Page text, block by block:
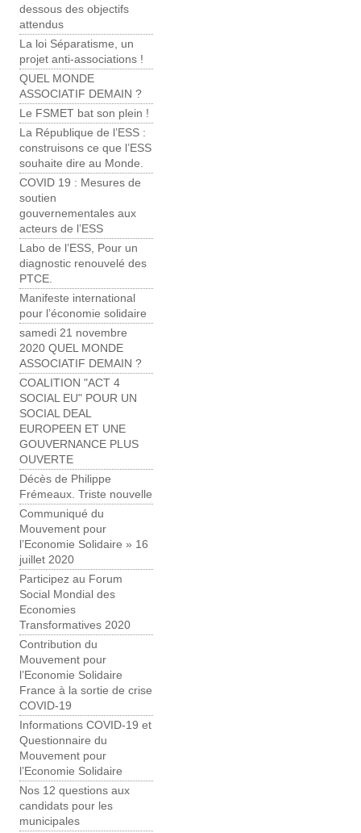
dessous des objectifs
attendus
La loi Séparatisme, un
projet anti-associations !
QUEL MONDE
ASSOCIATIF DEMAIN ?
Le FSMET bat son plein !
La République de l’ESS :
construisons ce que l’ESS
souhaite dire au Monde.
COVID 19 : Mesures de
soutien
gouvernementales aux
acteurs de l’ESS
Labo de l’ESS, Pour un
diagnostic renouvelé des
PTCE.
Manifeste international
pour l’économie solidaire
samedi 21 novembre
2020 QUEL MONDE
ASSOCIATIF DEMAIN ?
COALITION "ACT 4
SOCIAL EU" POUR UN
SOCIAL DEAL
EUROPEEN ET UNE
GOUVERNANCE PLUS
OUVERTE
Décès de Philippe
Frémeaux. Triste nouvelle
Communiqué du
Mouvement pour
l’Economie Solidaire » 16
juillet 2020
Participez au Forum
Social Mondial des
Economies
Transformatives 2020
Contribution du
Mouvement pour
l’Economie Solidaire
France à la sortie de crise
COVID-19
Informations COVID-19 et
Questionnaire du
Mouvement pour
l’Economie Solidaire
Nos 12 questions aux
candidats pour les
municipales